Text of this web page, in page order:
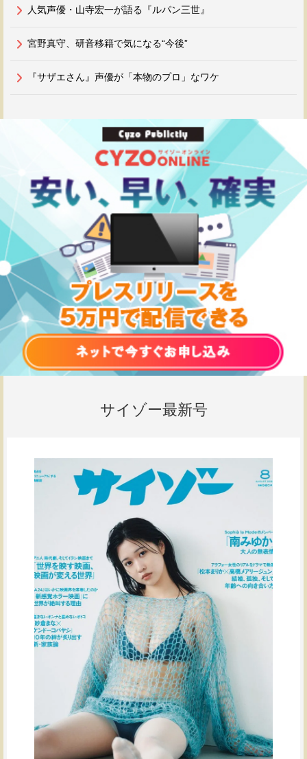
人気声優・山寺宏一が語る『ルパン三世』
宮野真守、研音移籍で気になる“今後”
『サザエさん』声優が「本物のプロ」なワケ
サイゾー最新号